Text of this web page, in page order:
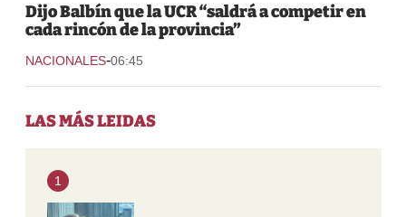
Dijo Balbín que la UCR “saldrá a competir en
cada rincón de la provincia”
NACIONALES-06:45
LAS MÁS LEIDAS
1